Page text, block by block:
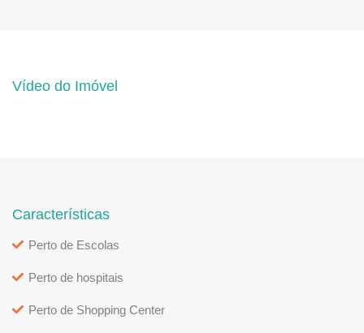
Vídeo do Imóvel
Características
Perto de Escolas
Perto de hospitais
Perto de Shopping Center